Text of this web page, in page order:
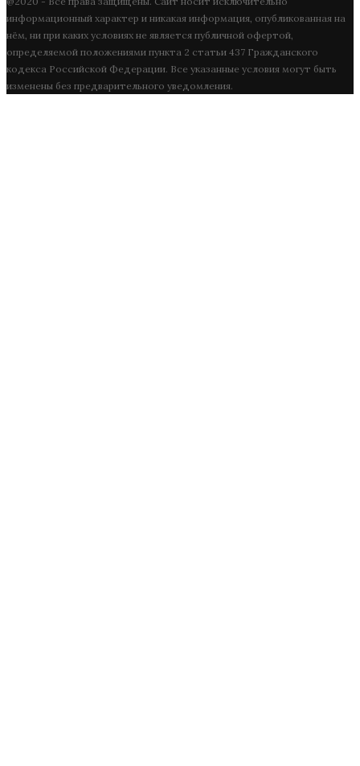
информационный характер и никакая информация, опубликованная на
нём, ни при каких условиях не является публичной офертой,
определяемой положениями пункта 2 статьи 437 Гражданского
кодекса Российской Федерации. Все указанные условия могут быть
изменены без предварительного уведомления.